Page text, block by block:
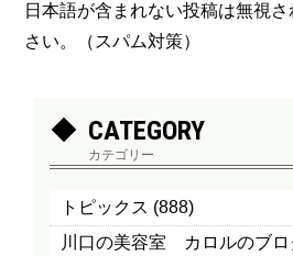
日本語が含まれない投稿は無視
さい。（スパム対策）
CATEGORY
カテゴリー
トピックス (888)
川口の美容室 カロルのブロ